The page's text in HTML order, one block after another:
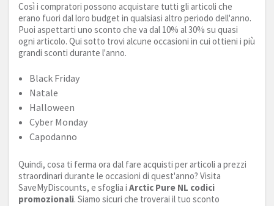
Così i compratori possono acquistare tutti gli articoli che
erano fuori dal loro budget in qualsiasi altro periodo dell'anno.
Puoi aspettarti uno sconto che va dal 10% al 30% su quasi
ogni articolo. Qui sotto trovi alcune occasioni in cui ottieni i più
grandi sconti durante l'anno.
Black Friday
Natale
Halloween
Cyber Monday
Capodanno
Quindi, cosa ti ferma ora dal fare acquisti per articoli a prezzi
straordinari durante le occasioni di quest'anno? Visita
SaveMyDiscounts, e sfoglia i Arctic Pure NL codici
promozionali. Siamo sicuri che troverai il tuo sconto